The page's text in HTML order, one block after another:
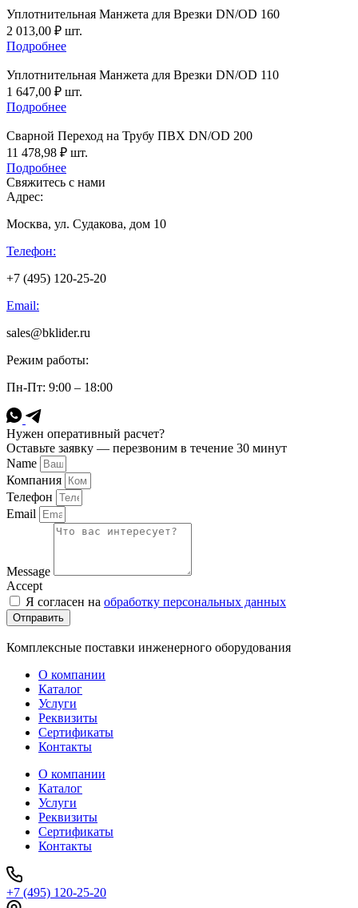
Уплотнительная Манжета для Врезки DN/OD 160
2 013,00 ₽ шт.
Подробнее
Уплотнительная Манжета для Врезки DN/OD 110
1 647,00 ₽ шт.
Подробнее
Сварной Переход на Трубу ПВХ DN/OD 200
11 478,98 ₽ шт.
Подробнее
Свяжитесь с нами
Адрес:
Москва, ул. Судакова, дом 10
Телефон:
+7 (495) 120-25-20
Email:
sales@bklider.ru
Режим работы:
Пн-Пт: 9:00 – 18:00
Нужен оперативный расчет?
Оставьте заявку — перезвоним в течение 30 минут
Name
Компания
Телефон
Email
Message
Accept
Я согласен на обработку персональных данных
Отправить
Комплексные поставки инженерного оборудования
О компании
Каталог
Услуги
Реквизиты
Сертификаты
Контакты
О компании
Каталог
Услуги
Реквизиты
Сертификаты
Контакты
+7 (495) 120-25-20